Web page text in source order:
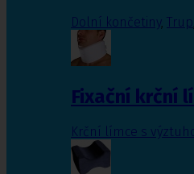
Dolní končetiny, Trup
Fixační krční
Krční límce s